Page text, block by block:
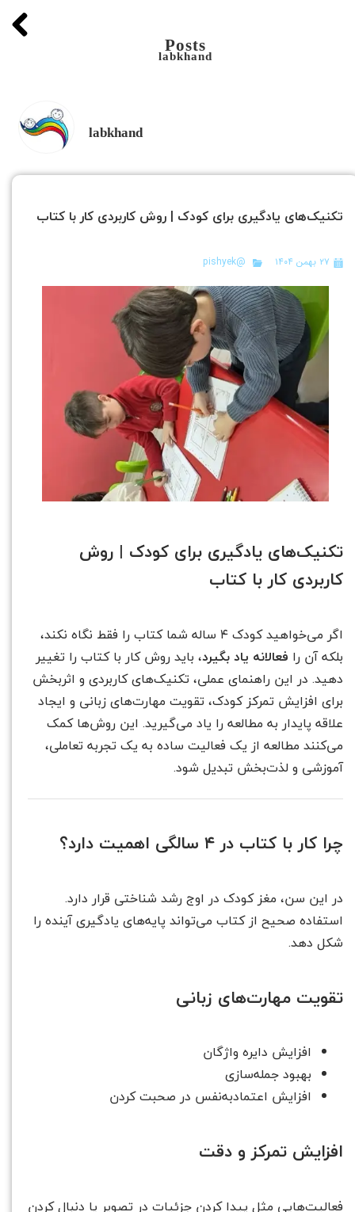
Posts
labkhand
labkhand
تکنیک‌های یادگیری برای کودک | روش کاربردی کار با کتاب
۲۷ بهمن ۱۴۰۴ @pishyek
تکنیک‌های یادگیری برای کودک | روش
کاربردی کار با کتاب
اگر می‌خواهید کودک ۴ ساله شما کتاب را فقط نگاه نکند،
بلکه آن را فعالانه یاد بگیرد، باید روش کار با کتاب را تغییر
دهید. در این راهنمای عملی، تکنیک‌های کاربردی و اثربخش
برای افزایش تمرکز کودک، تقویت مهارت‌های زبانی و ایجاد
علاقه پایدار به مطالعه را یاد می‌گیرید. این روش‌ها کمک
می‌کنند مطالعه از یک فعالیت ساده به یک تجربه تعاملی،
آموزشی و لذت‌بخش تبدیل شود.
چرا کار با کتاب در ۴ سالگی اهمیت دارد؟
در این سن، مغز کودک در اوج رشد شناختی قرار دارد.
استفاده صحیح از کتاب می‌تواند پایه‌های یادگیری آینده را
شکل دهد.
تقویت مهارت‌های زبانی
افزایش دایره واژگان
بهبود جمله‌سازی
افزایش اعتمادبه‌نفس در صحبت کردن
افزایش تمرکز و دقت
فعالیت‌هایی مثل پیدا کردن جزئیات در تصویر یا دنبال کردن